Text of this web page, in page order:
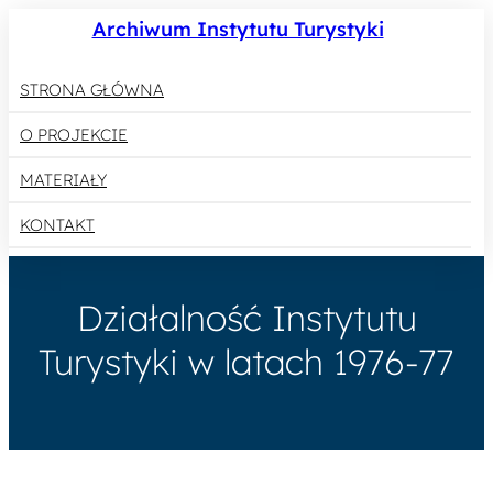
Archiwum Instytutu Turystyki
STRONA GŁÓWNA
O PROJEKCIE
MATERIAŁY
KONTAKT
Działalność Instytutu
Turystyki w latach 1976-77